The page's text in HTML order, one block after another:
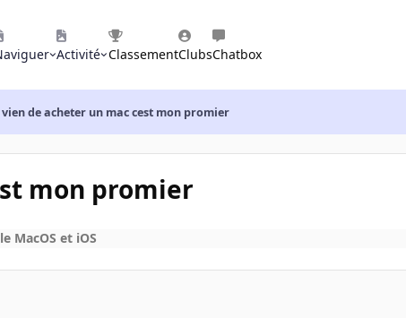
Activité ClassementClubsChatbox
vien de acheter un mac cest mon promier
mon promier
MacOS et iOS